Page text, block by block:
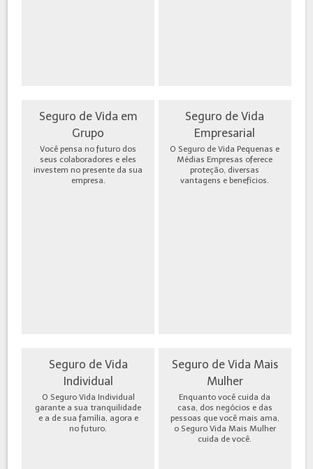
Seguro de Vida em
Grupo
Você pensa no futuro dos
seus colaboradores e eles
investem no presente da sua
empresa.
Seguro de Vida
Empresarial
O Seguro de Vida Pequenas e
Médias Empresas oferece
proteção, diversas
vantagens e benefícios.
Seguro de Vida
Individual
O Seguro Vida Individual
garante a sua tranquilidade
e a de sua família, agora e
no futuro.
Seguro de Vida Mais
Mulher
Enquanto você cuida da
casa, dos negócios e das
pessoas que você mais ama,
o Seguro Vida Mais Mulher
cuida de você.